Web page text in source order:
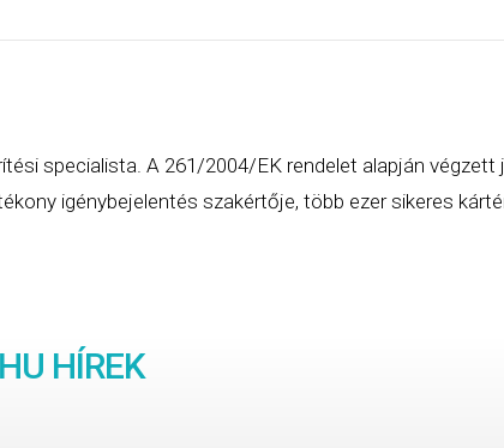
specialista. A 261/2004/EK rendelet alapján
igénybejelentés szakértője, több ezer sikeres
HÍREK